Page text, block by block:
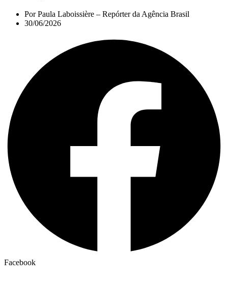
PorPaula Laboissière – Repórter da Agência Brasil
30/06/2026
Facebook